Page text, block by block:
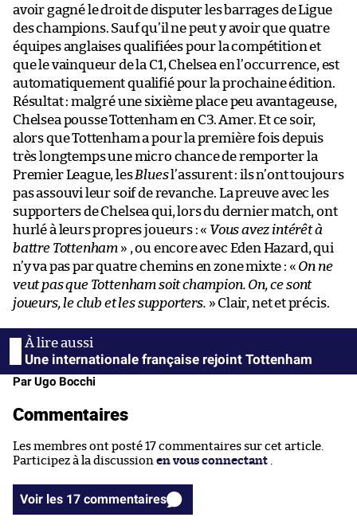
avoir gagné le droit de disputer les barrages de Ligue
des champions. Sauf qu’il ne peut y avoir que quatre
équipes anglaises qualifiées pour la compétition et
que le vainqueur de la C1, Chelsea en l’occurrence, est
automatiquement qualifié pour la prochaine édition.
Résultat : malgré une sixième place peu avantageuse,
Chelsea pousse Tottenham en C3. Amer. Et ce soir,
alors que Tottenham a pour la première fois depuis
très longtemps une micro chance de remporter la
Premier League, lesBluesl’assurent : ils n’ont toujours
pas assouvi leur soif de revanche. La preuve avec les
supporters de Chelsea qui, lors du dernier match, ont
hurlé à leurs propres joueurs : « Vous avez intérêt à
battre Tottenham » , ou encore avec Eden Hazard, qui
n’y va pas par quatre chemins en zone mixte : « On ne
veut pas que Tottenham soit champion. On, ce sont
joueurs, le club et les supporters. » Clair, net et précis.
Une internationale française rejoint Tottenham
Par Ugo Bocchi
Commentaires
Les membres ont posté 17 commentaires sur cet article.
Participez à la discussion en vous connectant .
Voir les 17 commentaires